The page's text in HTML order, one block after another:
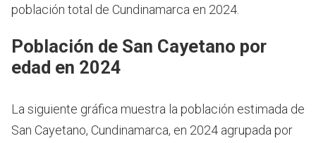
población total de Cundinamarca en 2024.
Población de San Cayetano por
edad en 2024
La siguiente gráfica muestra la población estimada de
San Cayetano, Cundinamarca, en 2024 agrupada por